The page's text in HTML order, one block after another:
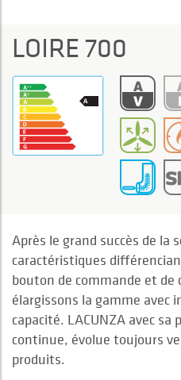
LOIRE 700
Après le grand succès de la
caractéristiques
bouton de commande et
élargissons la gamme avec
capacité. LACUNZA avec
continue, évolue toujours
produits.